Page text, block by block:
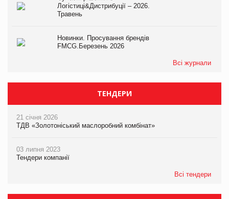
Логістиці&Дистрибуції – 2026.
Травень
Новинки. Просування брендів
FMCG.Березень 2026
Всі журнали
ТЕНДЕРИ
21 січня 2026
ТДВ «Золотоніський маслоробний комбінат»
03 липня 2023
Тендери компанії
Всі тендери